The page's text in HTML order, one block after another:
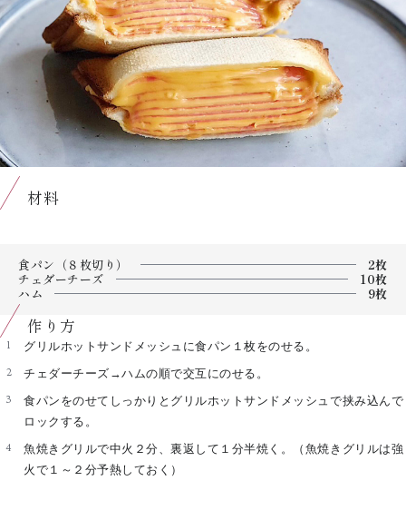
材料
食パン（８枚切り）
2枚
チェダーチーズ
10枚
ハム
9枚
作り方
グリルホットサンドメッシュに食パン１枚をのせる。
チェダーチーズ→ハムの順で交互にのせる。
食パンをのせてしっかりとグリルホットサンドメッシュで挟み込んで
ロックする。
魚焼きグリルで中火２分、裏返して１分半焼く。（魚焼きグリルは強
火で１～２分予熱しておく）